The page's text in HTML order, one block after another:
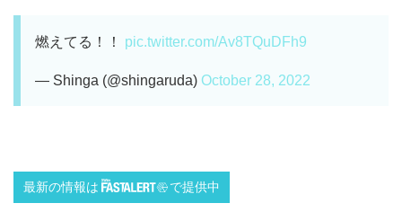
燃えてる！！ pic.twitter.com/Av8TQuDFh9
— Shinga (@shingaruda) October 28, 2022
最新の情報は で提供中